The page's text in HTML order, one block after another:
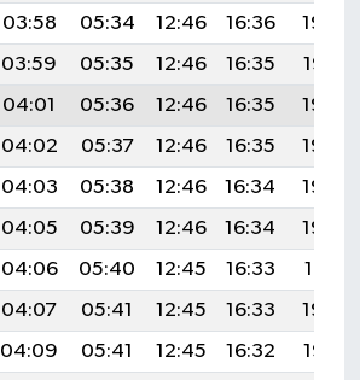
03:58 05:34 12:46 16:36
19:48
03:59 05:35 12:46 16:35
19:47
04:01 05:36 12:46 16:35
19:46
04:02 05:37 12:46 16:35
19:45
04:03 05:38 12:46 16:34
19:44
04:05 05:39 12:46 16:34
19:42
04:06 05:40 12:45 16:33
19:41
04:07 05:41 12:45 16:33
19:40
04:09 05:41 12:45 16:32
19:38